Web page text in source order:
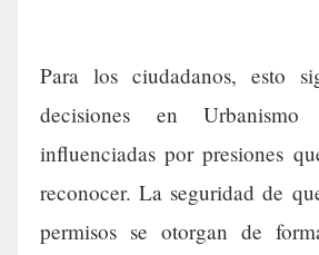
Para los ciudadanos, esto
decisiones en Urbanismo
influenciadas por presiones
reconocer. La seguridad de
permisos se otorgan de